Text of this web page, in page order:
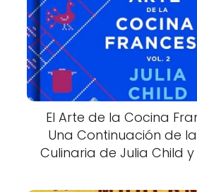
El Arte de la Cocina
Una Continuación de
Culinaria de Julia Child y